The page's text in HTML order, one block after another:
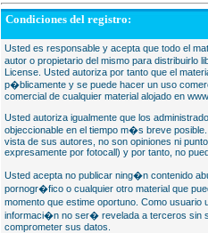
Condiciones del registro:
Usted es responsable y acepta que todo el
autor o propietario del mismo para distribuirlo
License. Usted autoriza por tanto que el
p�blicamente y se puede hacer un uso
comercial de cualquier material alojado en
Usted autoriza igualmente que los
objeccionable en el tiempo m�s breve
vista de sus autores, no son opiniones ni
expresamente por fotocall) y por tanto, no
Usted acepta no publicar ning�n contenido
pornogr�fico o cualquier otro material que
momento que estime oportuno. Como
informaci�n no ser� revelada a terceros sin
comprometer sus datos.